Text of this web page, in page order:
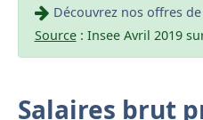
Découvrez nos offres
Source: Insee Avril 2019
Salaires brut